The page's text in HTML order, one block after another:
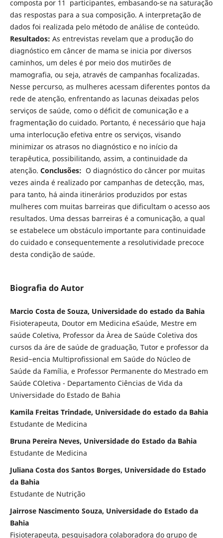
composta por 11 participantes, embasando-se na saturação
das respostas para a sua composição. A interpretação de
dados foi realizada pelo método de análise de conteúdo.
Resultados: As entrevistas revelam que a produção do
diagnóstico em câncer de mama se inicia por diversos
caminhos, um deles é por meio dos mutirões de
mamografia, ou seja, através de campanhas focalizadas.
Nesse percurso, as mulheres acessam diferentes pontos da
rede de atenção, enfrentando as lacunas deixadas pelos
serviços de saúde, como o déficit de comunicação e a
fragmentação do cuidado. Portanto, é necessário que haja
uma interlocução efetiva entre os serviços, visando
minimizar os atrasos no diagnóstico e no início da
terapêutica, possibilitando, assim, a continuidade da
atenção. Conclusões: O diagnóstico do câncer por muitas
vezes ainda é realizado por campanhas de detecção, mas,
para tanto, há ainda itinerários produzidos por estas
mulheres com muitas barreiras que dificultam o acesso aos
resultados. Uma dessas barreiras é a comunicação, a qual
se estabelece um obstáculo importante para continuidade
do cuidado e consequentemente a resolutividade precoce
desta condição de saúde.
Biografia do Autor
Marcio Costa de Souza, Universidade do estado da Bahia
Fisioterapeuta, Doutor em Medicina eSaúde, Mestre em
saúde Coletiva, Professor da Àrea de Saúde Coletiva dos
cursos da áre de saúde de graduação, Tutor e professor da
Resid~encia Multiprofissional em Saúde do Núcleo de
Saúde da Família, e Professor Permanente do Mestrado em
Saúde COletiva - Departamento Ciências de Vida da
Universidade do Estado de Bahia
Kamila Freitas Trindade, Universidade do estado da Bahia
Estudante de Medicina
Bruna Pereira Neves, Universidade do Estado da Bahia
Estudante de Medicina
Juliana Costa dos Santos Borges, Universidade do Estado
da Bahia
Estudante de Nutrição
Jairrose Nascimento Souza, Universidade do Estado da
Bahia
Fisioterapeuta, pesquisadora colaboradora do grupo de